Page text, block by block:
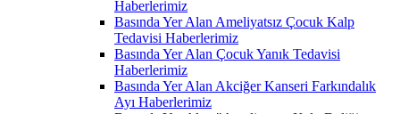
Haberlerimiz
Basında Yer Alan Ameliyatsız Çocuk Kalp
Tedavisi Haberlerimiz
Basında Yer Alan Çocuk Yanık Tedavisi
Haberlerimiz
Basında Yer Alan Akciğer Kanseri Farkındalık
Ayı Haberlerimiz